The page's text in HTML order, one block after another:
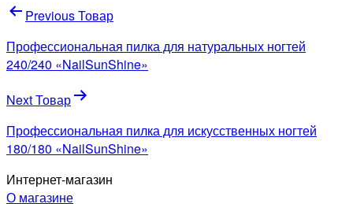
Навигация
по
записям
Previous Товар
Профессиональная пилка для натуральных ногтей
240/240 «NailSunShine»
Next Товар
Профессиональная пилка для искусственных ногтей
180/180 «NailSunShine»
Интернет-магазин
О магазине